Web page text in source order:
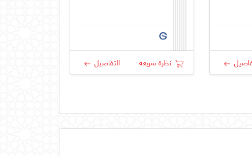
نظرة سريعة التفاصيل